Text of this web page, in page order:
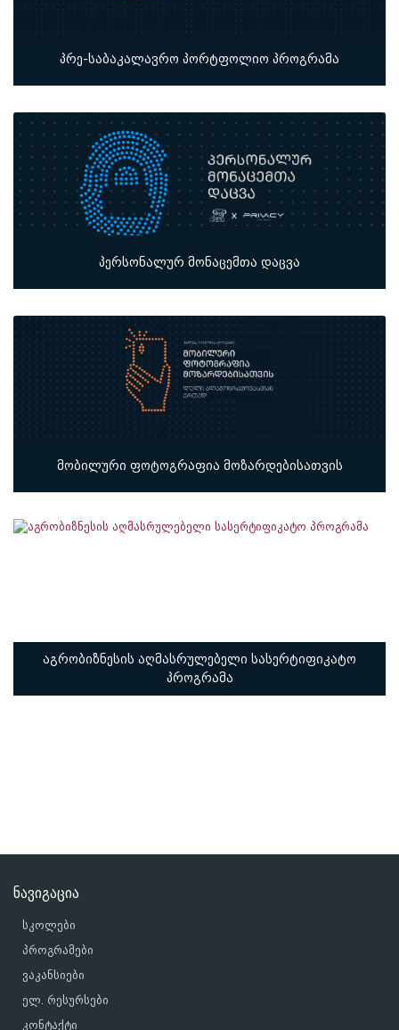
პრე-საბაკალავრო პორტფოლიო პროგრამა
პერსონალურ მონაცემთა დაცვა
მობილური ფოტოგრაფია მოზარდებისათვის
აგრობიზნესის აღმასრულებელი სასერტიფიკატო
პროგრამა
ნავიგაცია
სკოლები
პროგრამები
ვაკანსიები
ელ. რესურსები
კონტაქტი